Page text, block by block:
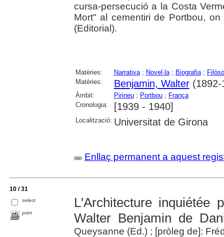
cursa-persecució a la Costa
Mort" al cementiri de Portbou,
(Editorial).
Matèries: Narrativa; Novel·la; Biografia;
Matèries:
Benjamin, Walter(1892-
Àmbit: Pirineu; Portbou; França
Cronologia:
[1939 - 1940]
Localització: Universitat de Girona
Enllaç permanent a aquest
10 / 31
select
print
L'Architecture inquiétée
Walter Benjamin de
Queysanne (Ed.) ; [pròleg de]: